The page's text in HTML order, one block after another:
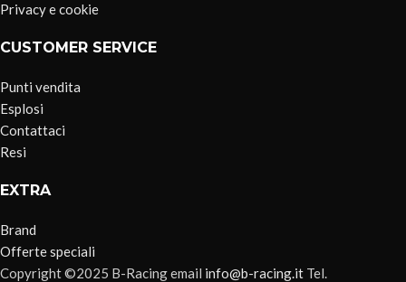
Privacy e cookie
CUSTOMER SERVICE
Punti vendita
Esplosi
Contattaci
Resi
EXTRA
Brand
Offerte speciali
Copyright ©2025 B-Racing email info@b-racing.it Tel.